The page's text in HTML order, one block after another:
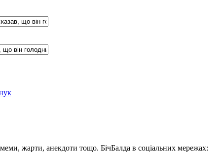
жарти, анекдоти тощо. БічБалда в соціальних мережах: